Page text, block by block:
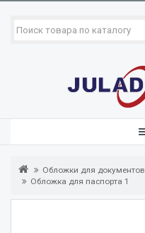
Обложки для документов
Обложка для паспорта 1